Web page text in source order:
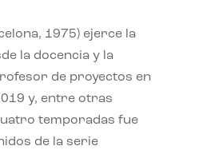
1975) ejerce la
la docencia y la
de proyectos en
y, entre otras
temporadas fue
de la serie